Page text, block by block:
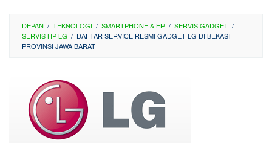
DEPAN / TEKNOLOGI / SMARTPHONE & HP / SERVIS GADGET /
SERVIS HP LG / DAFTAR SERVICE RESMI GADGET LG DI BEKASI
PROVINSI JAWA BARAT